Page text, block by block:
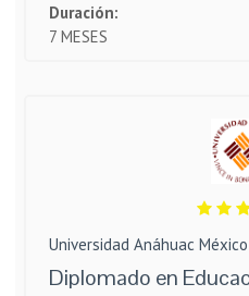
Duración:
7 MESES
Universidad Anáhuac
Diplomado en